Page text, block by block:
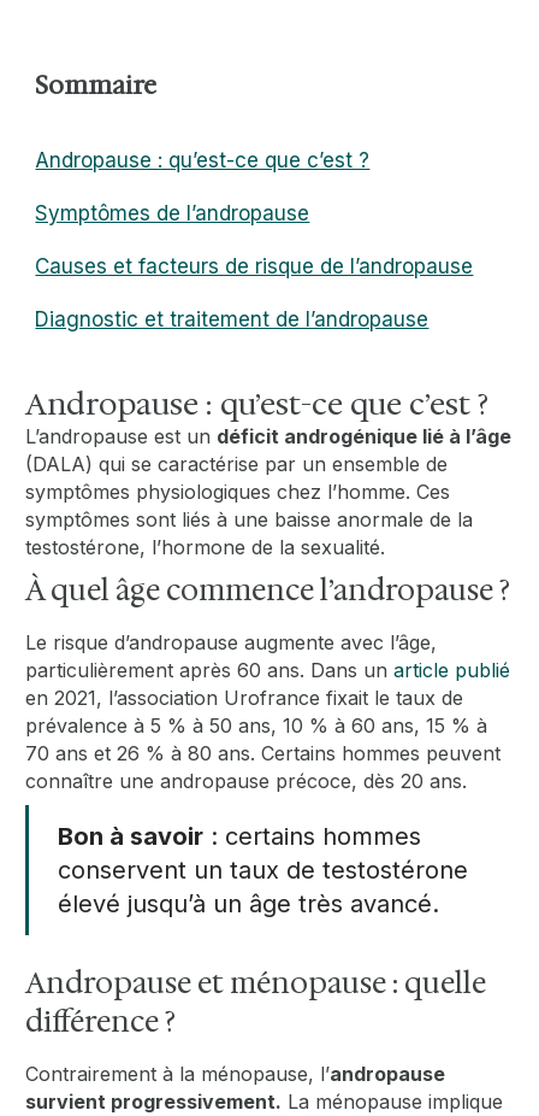
Sommaire
Andropause : qu’est-ce que c’est ?
Symptômes de l’andropause
Causes et facteurs de risque de l’andropause
Diagnostic et traitement de l’andropause
Andropause : qu’est-ce que c’est ?
L’andropause est un déficit androgénique lié à l’âge
(DALA) qui se caractérise par un ensemble de
symptômes physiologiques chez l’homme. Ces
symptômes sont liés à une baisse anormale de la
testostérone, l’hormone de la sexualité.
À quel âge commence l’andropause ?
Le risque d’andropause augmente avec l’âge,
particulièrement après 60 ans. Dans unarticle publié
en 2021, l’association Urofrance fixait le taux de
prévalence à 5 % à 50 ans, 10 % à 60 ans, 15 % à
70 ans et 26 % à 80 ans. Certains hommes peuvent
connaître une andropause précoce, dès 20 ans.
Bon à savoir : certains hommes
conservent un taux de testostérone
élevé jusqu’à un âge très avancé.
Andropause et ménopause : quelle
différence ?
Contrairement à la ménopause, l’andropause
survient progressivement. La ménopause implique